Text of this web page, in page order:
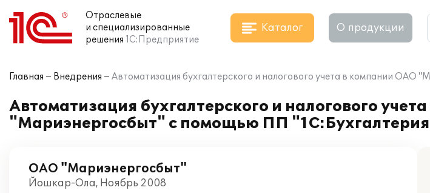
Отраслевые
и специализированные
решения 1С:Предприятие
Каталог О продукции
Главная Внедрения Автоматизация бухгалтерского и налогового учета в компании
Автоматизация бухгалтерского и налогового
"Мариэнергосбыт" с помощью ПП
ОАО "Мариэнергосбыт"
Йошкар-Ола, Ноябрь 2008